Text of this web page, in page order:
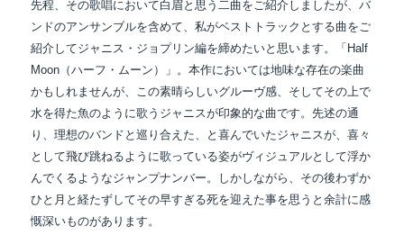
先程、その歌唱において白眉と思う二曲をご紹介しましたが、バ
ンドのアンサンブルを含めて、私がベストトラックとする曲をご
紹介してジャニス・ジョプリン編を締めたいと思います。
「Half
Moon（ハーフ・ムーン）」。本作においては地味な存在の楽曲
かもしれませんが、 この素晴らしいグルーヴ感、そしてその上で
水を得た魚のように歌うジャニスが印象的な曲です。先述の通
り、理想のバンドと巡り合えた、と喜んでいたジャニスが、喜々
として飛び跳ねるように歌っている姿がヴィジュアルとして浮か
んでくるようなジャンプナンバー。
しかしながら、 その後わずか
ひと月と経たずしてその早すぎる死を迎えた事を思うと余計に感
慨深いものがあります。